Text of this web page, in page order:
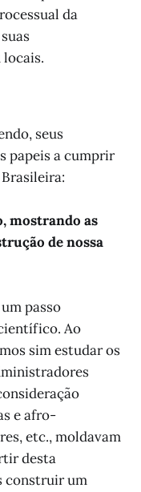
da
seus
papeis a cumprir
mostrando as
de nossa
passo
Ao
sim estudar os
e afro-
etc., moldavam
desta
construir um